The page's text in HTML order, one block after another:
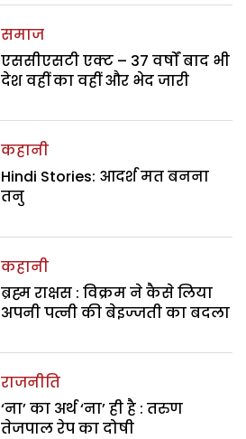
समाज
एससीएसटी एक्ट – 37 वर्षों बाद भी
देश वहीं का वहीं और भेद जारी
कहानी
Hindi Stories: आदर्श मत बनना
तनु
कहानी
ब्रह्म राक्षस : विक्रम ने कैसे लिया
अपनी पत्नी की बेइज्जती का बदला
राजनीति
‘ना’ का अर्थ ‘ना’ ही है : तरुण
तेजपाल रेप का दोषी